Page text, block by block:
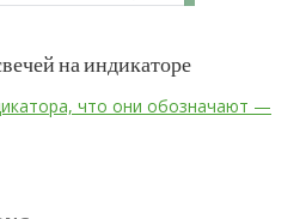
на индикаторе
что они обозначают —